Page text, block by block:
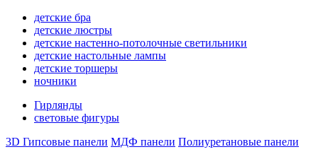
детские бра
детские люстры
детские настенно-потолочные светильники
детские настольные лампы
детские торшеры
ночники
Гирлянды
световые фигуры
3D Гипсовые панели МДФ панели Полиуретановые панели